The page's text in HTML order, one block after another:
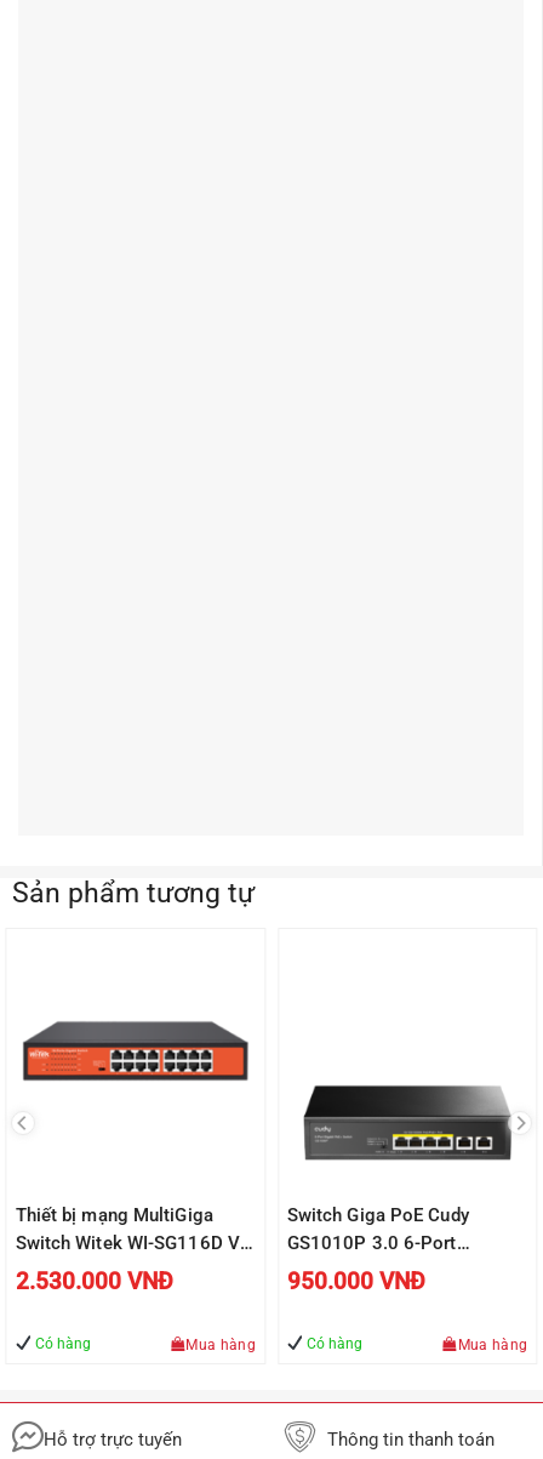
Sản phẩm tương tự
Thiết bị mạng MultiGiga
Switch Witek WI-SG116D V2
16 cổng 10/100/1000 Mbps
2.530.000 VNĐ
Có hàng Mua hàng
Switch Giga PoE Cudy
GS1010P 3.0 6-Port
10/100/1000M
950.000 VNĐ
Có hàng Mua hàng
Hỗ trợ trực tuyến Thông tin thanh toán